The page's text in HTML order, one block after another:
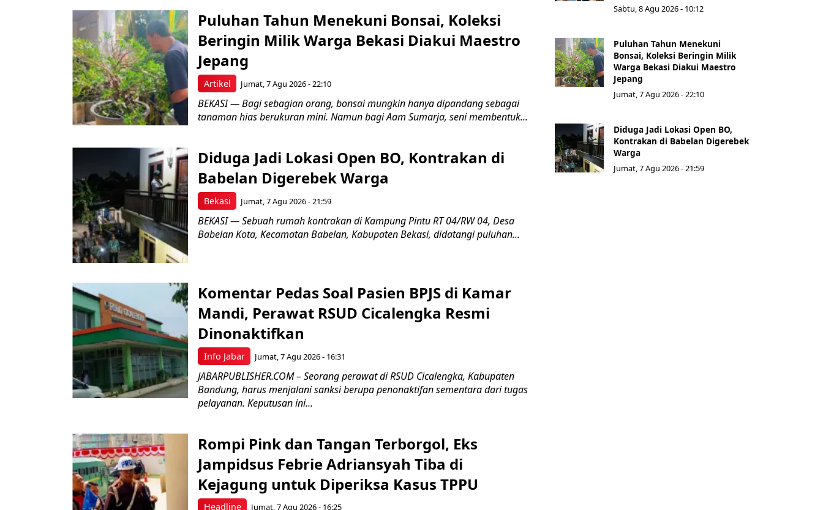
Artikel
Puluhan Tahun Menekuni Bonsai, Koleksi
Beringin Milik Warga Bekasi Diakui Maestro
Jepang
Jumat, 7 Agu 2026 - 22:10
BEKASI — Bagi sebagian orang, bonsai mungkin hanya dipandang sebagai
tanaman hias berukuran mini. Namun bagi Aam Sumarja, seni membentuk...
Bekasi
Diduga Jadi Lokasi Open BO, Kontrakan di
Babelan Digerebek Warga
Jumat, 7 Agu 2026 - 21:59
BEKASI — Sebuah rumah kontrakan di Kampung Pintu RT 04/RW 04, Desa
Babelan Kota, Kecamatan Babelan, Kabupaten Bekasi, didatangi puluhan...
Info Jabar
Komentar Pedas Soal Pasien BPJS di Kamar
Mandi, Perawat RSUD Cicalengka Resmi
Dinonaktifkan
Jumat, 7 Agu 2026 - 16:31
JABARPUBLISHER.COM – Seorang perawat di RSUD Cicalengka, Kabupaten
Bandung, harus menjalani sanksi berupa penonaktifan sementara dari tugas
pelayanan. Keputusan ini...
Headline
Rompi Pink dan Tangan Terborgol, Eks
Jampidsus Febrie Adriansyah Tiba di
Kejagung untuk Diperiksa Kasus TPPU
Jumat, 7 Agu 2026 - 16:25
Sabtu, 8 Agu 2026 - 10:12
Puluhan Tahun Menekuni
Bonsai, Koleksi Beringin Milik
Warga Bekasi Diakui Maestro
Jepang
Jumat, 7 Agu 2026 - 22:10
Diduga Jadi Lokasi Open BO,
Kontrakan di Babelan Digerebek
Warga
Jumat, 7 Agu 2026 - 21:59